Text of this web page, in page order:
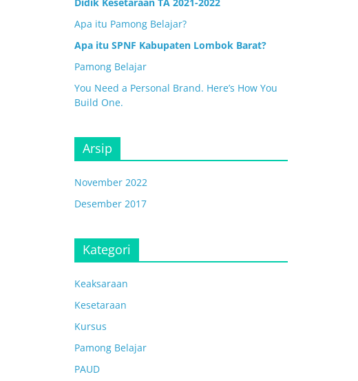
Apa itu Pamong Belajar?
Apa itu SPNF Kabupaten Lombok Barat?
Pamong Belajar
You Need a Personal Brand. Here’s How You
Build One.
Arsip
November 2022
Desember 2017
Kategori
Keaksaraan
Kesetaraan
Kursus
Pamong Belajar
PAUD